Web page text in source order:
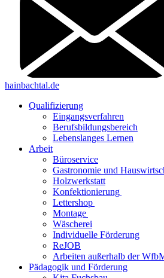
hainbachtal.de
Qualifizierung
Eingangsverfahren
Berufsbildungsbereich
Lebenslanges Lernen
Arbeit
Büroservice
Gastronomie und
Holzwerkstatt
Konfektionierung
Lettershop
Montage
Wäscherei
Individuelle Förderung
ReJOB
Arbeiten außerhalb der
Pädagogik und Förderung